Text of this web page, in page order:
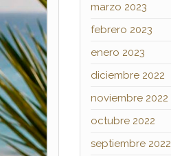
marzo 2023
febrero 2023
enero 2023
diciembre 2022
noviembre 2022
octubre 2022
septiembre 2022